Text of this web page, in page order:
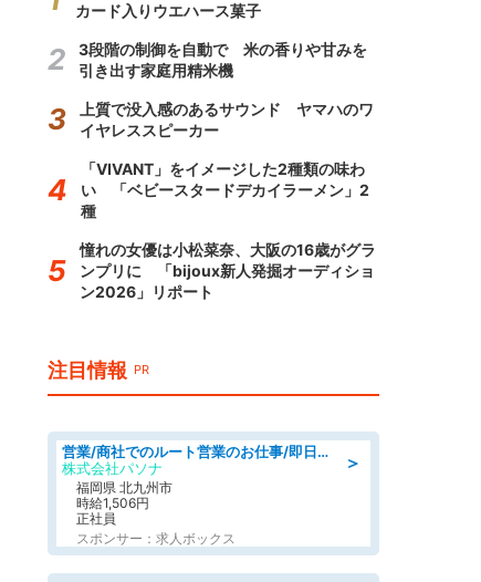
カード入りウエハース菓子
3段階の制御を自動で 米の香りや甘みを
引き出す家庭用精米機
上質で没入感のあるサウンド ヤマハのワ
イヤレススピーカー
「VIVANT」をイメージした2種類の味わ
い 「ベビースタードデカイラーメン」2
種
憧れの女優は小松菜奈、大阪の16歳がグラ
ンプリに 「bijoux新人発掘オーディショ
ン2026」リポート
注目情報 PR
＞
営業/商社でのルート営業のお仕事/即日勤務可/車通勤可/営業
株式会社パソナ
福岡県 北九州市
時給1,506円
正社員
スポンサー：求人ボックス